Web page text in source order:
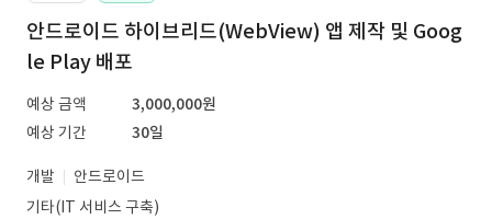
안드로이드 하이브리드(WebView) 앱 제작 및 Goog
le Play 배포
예상 금액
3,000,000원
예상 기간
30일
개발
안드로이드
기타(IT 서비스 구축)